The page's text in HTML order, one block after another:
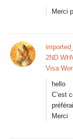
Merci
2ND
Visa
hello
C’est
Merci